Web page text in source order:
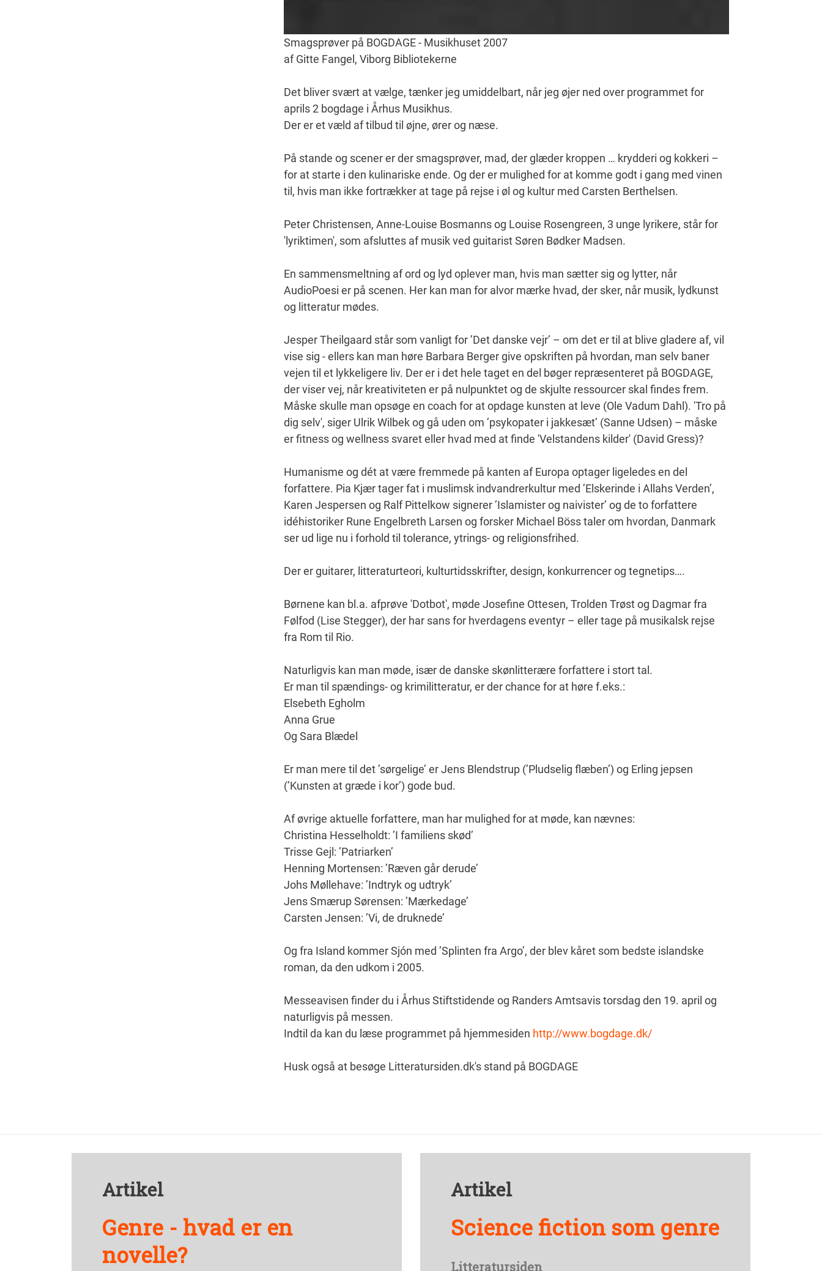
Smagsprøver på BOGDAGE - Musikhuset 2007
af Gitte Fangel, Viborg Bibliotekerne
Det bliver svært at vælge, tænker jeg umiddelbart, når jeg øjer ned over programmet for
aprils 2 bogdage i Århus Musikhus.
Der er et væld af tilbud til øjne, ører og næse.
På stande og scener er der smagsprøver, mad, der glæder kroppen … krydderi og kokkeri –
for at starte i den kulinariske ende. Og der er mulighed for at komme godt i gang med vinen
til, hvis man ikke fortrækker at tage på rejse i øl og kultur med Carsten Berthelsen.
Peter Christensen, Anne-Louise Bosmanns og Louise Rosengreen, 3 unge lyrikere, står for
'lyriktimen', som afsluttes af musik ved guitarist Søren Bødker Madsen.
En sammensmeltning af ord og lyd oplever man, hvis man sætter sig og lytter, når
AudioPoesi er på scenen. Her kan man for alvor mærke hvad, der sker, når musik, lydkunst
og litteratur mødes.
Jesper Theilgaard står som vanligt for ’Det danske vejr’ – om det er til at blive gladere af, vil
vise sig - ellers kan man høre Barbara Berger give opskriften på hvordan, man selv baner
vejen til et lykkeligere liv. Der er i det hele taget en del bøger repræsenteret på BOGDAGE,
der viser vej, når kreativiteten er på nulpunktet og de skjulte ressourcer skal findes frem.
Måske skulle man opsøge en coach for at opdage kunsten at leve (Ole Vadum Dahl). 'Tro på
dig selv', siger Ulrik Wilbek og gå uden om ’psykopater i jakkesæt’ (Sanne Udsen) – måske
er fitness og wellness svaret eller hvad med at finde 'Velstandens kilder' (David Gress)?
Humanisme og dét at være fremmede på kanten af Europa optager ligeledes en del
forfattere. Pia Kjær tager fat i muslimsk indvandrerkultur med ’Elskerinde i Allahs Verden’,
Karen Jespersen og Ralf Pittelkow signerer ’Islamister og naivister’ og de to forfattere
idéhistoriker Rune Engelbreth Larsen og forsker Michael Böss taler om hvordan, Danmark
ser ud lige nu i forhold til tolerance, ytrings- og religionsfrihed.
Der er guitarer, litteraturteori, kulturtidsskrifter, design, konkurrencer og tegnetips….
Børnene kan bl.a. afprøve 'Dotbot', møde Josefine Ottesen, Trolden Trøst og Dagmar fra
Følfod (Lise Stegger), der har sans for hverdagens eventyr – eller tage på musikalsk rejse
fra Rom til Rio.
Naturligvis kan man møde, især de danske skønlitterære forfattere i stort tal.
Er man til spændings- og krimilitteratur, er der chance for at høre f.eks.:
Elsebeth Egholm
Anna Grue
Og Sara Blædel
Er man mere til det ’sørgelige’ er Jens Blendstrup (’Pludselig flæben’) og Erling jepsen
(’Kunsten at græde i kor’) gode bud.
Af øvrige aktuelle forfattere, man har mulighed for at møde, kan nævnes:
Christina Hesselholdt: ’I familiens skød’
Trisse Gejl: ’Patriarken’
Henning Mortensen: ’Ræven går derude’
Johs Møllehave: ’Indtryk og udtryk’
Jens Smærup Sørensen: ’Mærkedage’
Carsten Jensen: ’Vi, de druknede’
Og fra Island kommer Sjón med ’Splinten fra Argo’, der blev kåret som bedste islandske
roman, da den udkom i 2005.
Messeavisen finder du i Århus Stiftstidende og Randers Amtsavis torsdag den 19. april og
naturligvis på messen.
Indtil da kan du læse programmet på hjemmesiden http://www.bogdage.dk/
Husk også at besøge Litteratursiden.dk's stand på BOGDAGE
Artikel
Genre - hvad er en
novelle?
Artikel
Science fiction som genre
Litteratursiden